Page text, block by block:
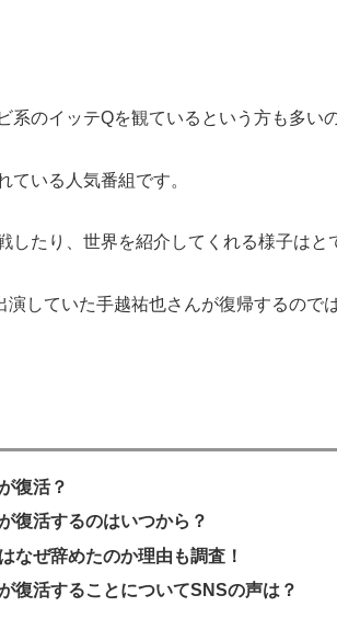
系のイッテQを観ているという方も多い
ている人気番組です。
したり、世界を紹介してくれる様子はと
演していた手越祐也さんが復帰するので
復活？
復活するのはいつから？
なぜ辞めたのか理由も調査！
復活することについてSNSの声は？